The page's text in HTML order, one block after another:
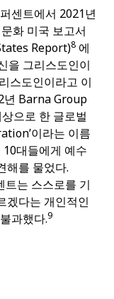
센트에서 2021년
화 미국 보고서
Report)8 에
을 그리스도인이
스도인이라고 이
년 Barna Group
으로 한 글로벌
이라는 이름
대들에게 예수
해를 물었다.
트는 스스로를 기
겠다는 개인적인
과했다.9